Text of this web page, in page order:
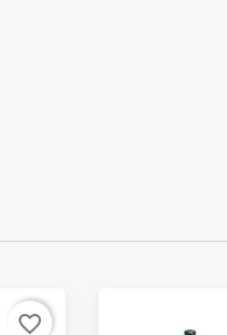
favorite_border